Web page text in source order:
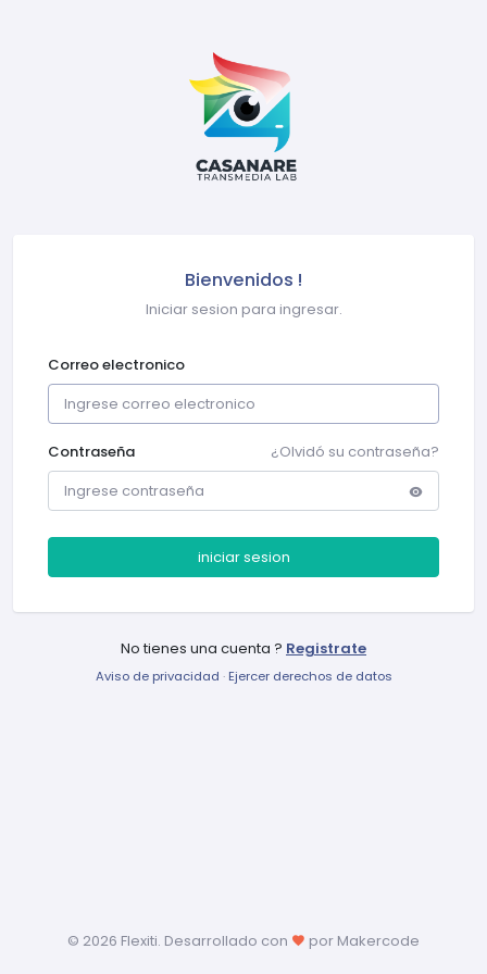
Bienvenidos !
Iniciar sesion para ingresar.
Correo electronico
¿Olvidó su contraseña?
Contraseña
iniciar sesion
No tienes una cuenta ? Registrate
Aviso de privacidad · Ejercer derechos de datos
© 2026 Flexiti. Desarrollado con por Makercode